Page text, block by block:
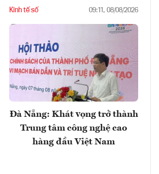
Kinh tế số 09:11, 08/08/2026
Đà Nẵng: Khát vọng trở thành
Trung tâm công nghệ cao
hàng đầu Việt Nam